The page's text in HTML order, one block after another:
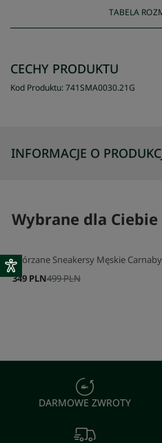
TABELA
CECHY PRODUKTU
Kod Produktu:741SMA0030.21G
INFORMACJE O
Wybrane dla Ciebie
Skórzane Sneakersy Męskie
499 PLN
349 PLN
DARMOWE ZWROTY